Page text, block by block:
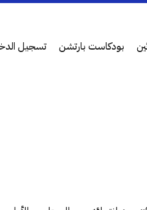
بودكاست بارتشن تسجيل